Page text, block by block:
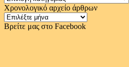
Χρονολογικό αρχείο άρθρων
Χρονολογικό
αρχείο
Βρείτε μας στο Facebook